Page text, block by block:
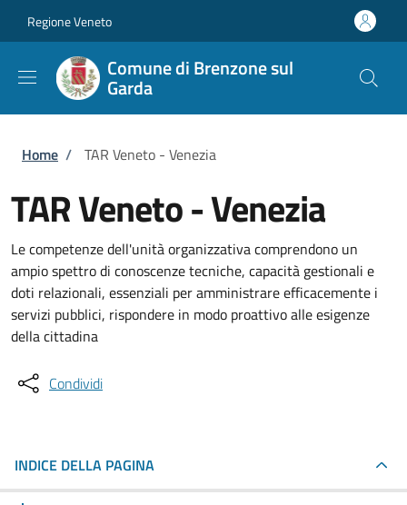
Regione Veneto
Comune di Brenzone sul
Garda
Briciole di pane
Home / TAR Veneto - Venezia
TAR Veneto - Venezia
Le competenze dell'unità organizzativa comprendono un
ampio spettro di conoscenze tecniche, capacità gestionali e
doti relazionali, essenziali per amministrare efficacemente i
servizi pubblici, rispondere in modo proattivo alle esigenze
della cittadina
Condividi
INDICE DELLA PAGINA